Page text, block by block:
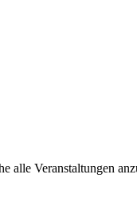
alle Veranstaltungen